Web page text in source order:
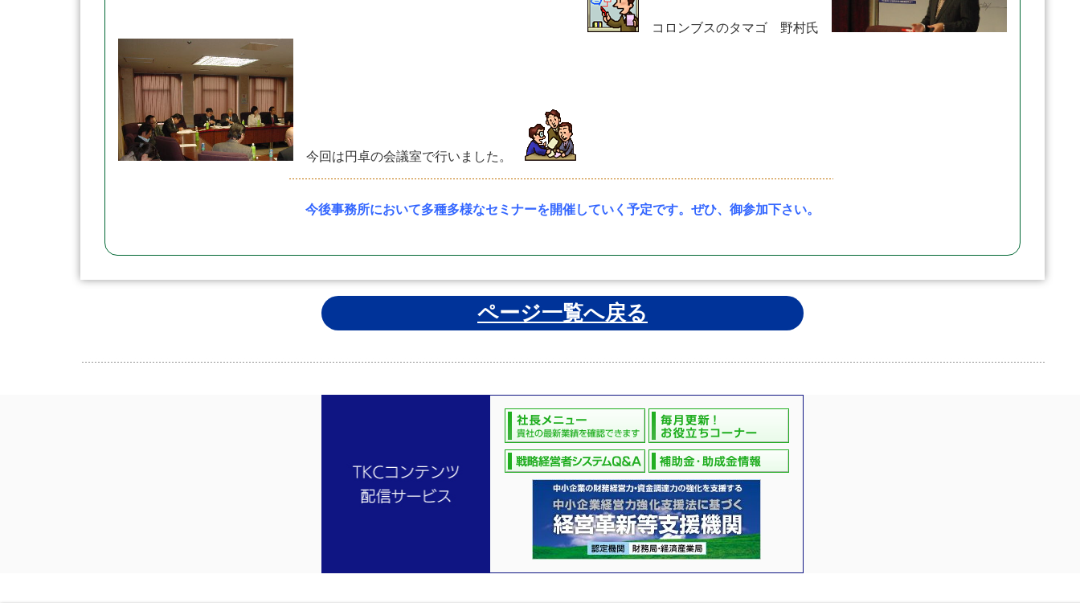
コロンブスのタマゴ 野村氏
今回は円卓の会議室で行いました。
今後事務所において多種多様なセミナーを開催していく予定です。ぜひ、御参加下さい。
ページ一覧へ戻る